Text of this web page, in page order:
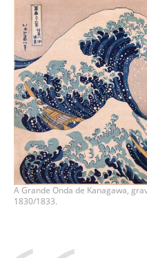
A Grande Onda de Kanagawa,
1830/1833.